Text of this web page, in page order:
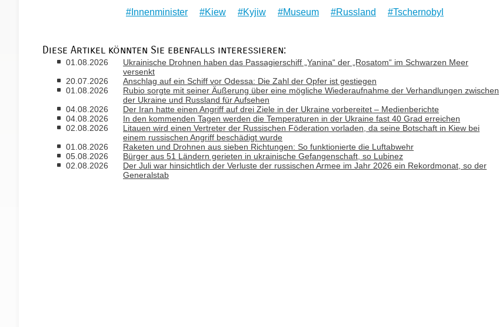
Innenminister Kiew Kyjiw Museum Russland Tschernobyl
Diese Artikel könnten Sie ebenfalls interessieren:
01.08.2026
Ukrainische Drohnen haben das Passagierschiff „Yanina“ der „Rosatom“ im Schwarzen Meer
versenkt
20.07.2026
Anschlag auf ein Schiff vor Odessa: Die Zahl der Opfer ist gestiegen
01.08.2026
Rubio sorgte mit seiner Äußerung über eine mögliche Wiederaufnahme der Verhandlungen zwischen
der Ukraine und Russland für Aufsehen
04.08.2026
Der Iran hatte einen Angriff auf drei Ziele in der Ukraine vorbereitet – Medienberichte
04.08.2026
In den kommenden Tagen werden die Temperaturen in der Ukraine fast 40 Grad erreichen
02.08.2026
Litauen wird einen Vertreter der Russischen Föderation vorladen, da seine Botschaft in Kiew bei
einem russischen Angriff beschädigt wurde
01.08.2026
Raketen und Drohnen aus sieben Richtungen: So funktionierte die Luftabwehr
05.08.2026
Bürger aus 51 Ländern gerieten in ukrainische Gefangenschaft, so Lubinez
02.08.2026
Der Juli war hinsichtlich der Verluste der russischen Armee im Jahr 2026 ein Rekordmonat, so der
Generalstab